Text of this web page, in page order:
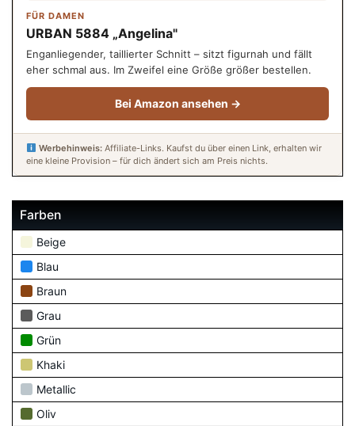
FÜR DAMEN
URBAN 5884 „Angelina"
Enganliegender, taillierter Schnitt – sitzt figurnah und fällt
eher schmal aus. Im Zweifel eine Größe größer bestellen.
Bei Amazon ansehen →
Werbehinweis:Affiliate-Links. Kaufst du über einen Link, erhalten wir
eine kleine Provision – für dich ändert sich am Preis nichts.
Farben
Beige
Blau
Braun
Grau
Grün
Khaki
Metallic
Oliv